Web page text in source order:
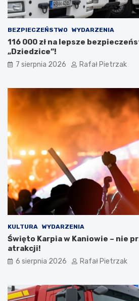
BEZPIECZEŃSTWO WYDARZENIA
116 000 zł na lepsze
„Dziedzice”!
7 sierpnia 2026 Rafał Pietrzak
KULTURA WYDARZENIA
Święto Karpia w Kaniowie – nie
atrakcji!
6 sierpnia 2026 Rafał Pietrzak